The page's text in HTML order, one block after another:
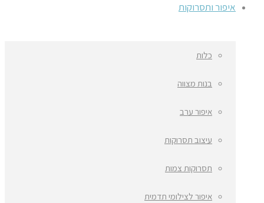
איפור ותסרוקות
כלות
בנות מצווה
איפור ערב
עיצוב תסרוקות
תסרוקות צמות
איפור לצילומי תדמית